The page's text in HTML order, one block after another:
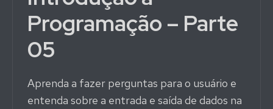
Programação – Parte
05
Aprenda a fazer perguntas para o usuário e
entenda sobre a entrada e saída de dados na